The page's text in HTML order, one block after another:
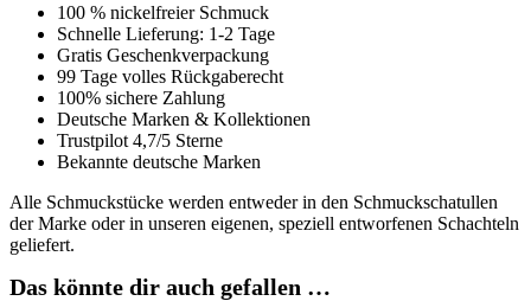
100 % nickelfreier Schmuck
Schnelle Lieferung: 1-2 Tage
Gratis Geschenkverpackung
99 Tage volles Rückgaberecht
100% sichere Zahlung
Deutsche Marken & Kollektionen
Trustpilot 4,7/5 Sterne
Bekannte deutsche Marken
Alle Schmuckstücke werden entweder in den Schmuckschatullen
der Marke oder in unseren eigenen, speziell entworfenen Schachteln
geliefert.
Das könnte dir auch gefallen …